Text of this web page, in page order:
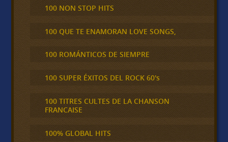
100 NON STOP HITS
100 QUE TE ENAMORAN LOVE SONGS,
100 ROMÁNTICOS DE SIEMPRE
100 SUPER ÉXITOS DEL ROCK 60's
100 TITRES CULTES DE LA CHANSON
FRANCAISE
100% GLOBAL HITS